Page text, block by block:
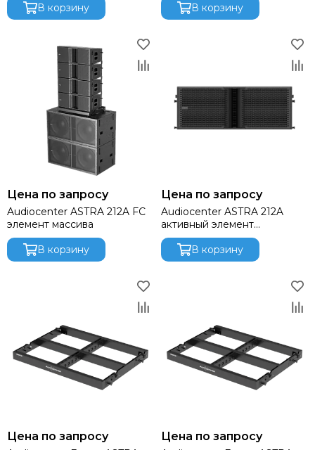
В корзину
В корзину
Цена по запросу
Audiocenter ASTRA 212A FC
элемент массива
В корзину
Цена по запросу
Audiocenter ASTRA 212A
активный элемент
линейного массива
В корзину
Цена по запросу Цена по запросу